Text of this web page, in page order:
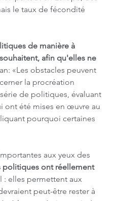
le taux de fécondité
de manière à
afin qu'elles ne
«Les obstacles peuvent
la procréation
de politiques, évaluant
ont été mises en œuvre au
pourquoi certaines
aux yeux des
politiques ont réellement
: elles permettent aux
peut-être rester à